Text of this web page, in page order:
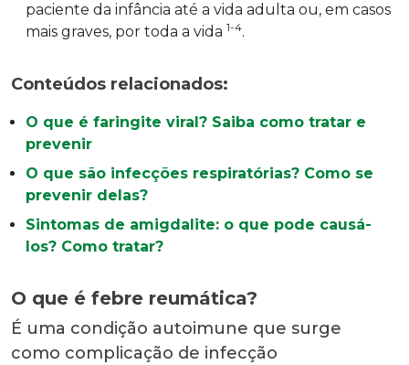
paciente da infância até a vida adulta ou, em casos
mais graves, por toda a vida 1-4.
Conteúdos relacionados:
O que é faringite viral? Saiba como tratar e
prevenir
O que são infecções respiratórias? Como se
prevenir delas?
Sintomas de amigdalite: o que pode causá-
los? Como tratar?
O que é febre reumática?
É uma condição autoimune que surge
como complicação de infecção